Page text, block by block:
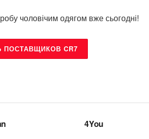
чоловічим одягом вже сьогодні!
ПОСТАВЩИКОВ CR7
4You